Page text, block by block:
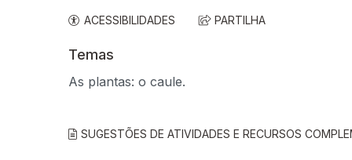
ACESSIBILIDADES PARTILHA
Temas
As plantas: o caule.
SUGESTÕES DE ATIVIDADES E RECURSOS